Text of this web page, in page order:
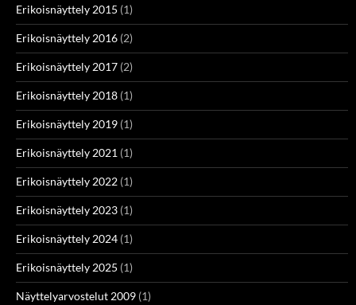
Erikoisnäyttely 2015 (1)
Erikoisnäyttely 2016 (2)
Erikoisnäyttely 2017 (2)
Erikoisnäyttely 2018 (1)
Erikoisnäyttely 2019 (1)
Erikoisnäyttely 2021 (1)
Erikoisnäyttely 2022 (1)
Erikoisnäyttely 2023 (1)
Erikoisnäyttely 2024 (1)
Erikoisnäyttely 2025 (1)
Näyttelyarvostelut 2009 (1)